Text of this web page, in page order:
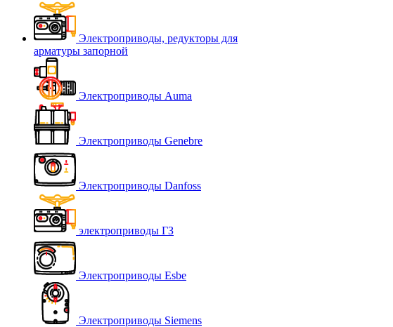
Электроприводы, редукторы для
арматуры запорной
Электроприводы Auma
Электроприводы Genebre
Электроприводы Danfoss
электроприводы ГЗ
Электроприводы Esbe
Электроприводы Siemens